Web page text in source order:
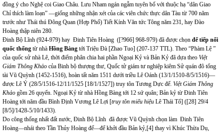
đồng ý cho Nghệ coi Giao Châu. Lưu Nham ngán ngẫm tuyên bố với thuộc hạ “dân Giao
Chỉ thích làm loạn” —giống những nhận xét của các viên chức thực dân Tàu từ 700 năm
trước như Thái thú Đông Quan (Hợp Phố) Tiết Kính Văn tức Tông năm 231, hay Đào
Hoàng thập niên 280.
Đinh Bộ Lĩnh (924-979) hay Đinh Tiên Hoàng ([?966] 968-979) đã được chọn để tiếp nối
quốc thống từ nhà Hồng Bàng tới Triệu Đà [Zhao Tuo] (207-137 TTL). Theo “Phàm Lệ ”
của quốc sử nhà Lê, thời điểm phân chia hai phần Ngoại Kỷ và Bản Kỷ đã dựa theo Việt
Giám Thông Khảo của Binh bộ thượng thư, Quốc tử giám tư nghiệp kiêm Sử quán đô tổng
tài Vũ Quỳnh (1452-1516), hoàn tất năm 1511 dưới triều Lê Oánh (13/1/1510-8/5/1516)—
được Lê Ý (28/5/1516-12/11/1525 [18/1/1527]) truy tôn Tương Dực đế. Việt Giám Thông
Khảo gồm 26 quyển. Ngoại Kỷ từ nhà Hồng Bàng tới 12 sứ quân; Bản kỷ từ Đinh Tiên
Hoàng tới năm đầu Bình Định Vương Lê Lợi [truy tôn miếu hiệu Lê Thái Tổ] ([28] 29/4
[8/5]/1428-5/10/1433).
Do công thống nhất đất nước, Đinh Bộ Lĩnh đã được Vũ Quỳnh chọn làm Đinh Tiên
Hoàng—nhái theo Tần Thủy Hoàng đế—để khởi đầu Bản kỷ,[4] thay vì Khúc Thừa Dụ,